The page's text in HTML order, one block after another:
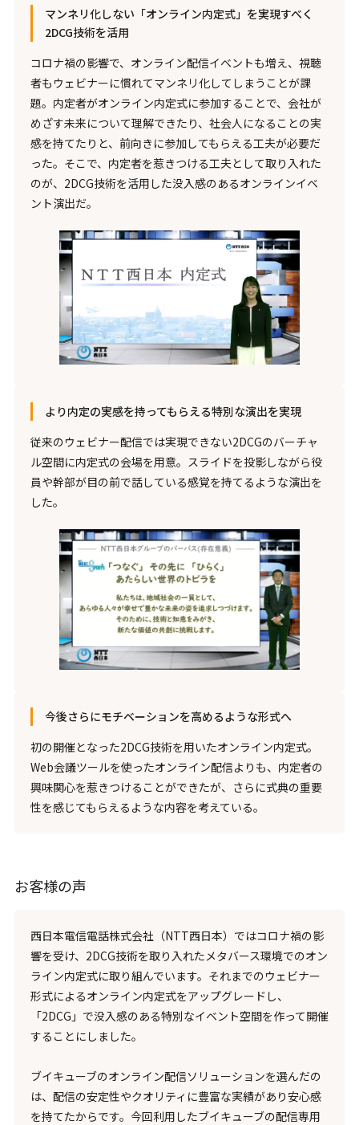
マンネリ化しない「オンライン内定式」を実現すべく
2DCG技術を活用
コロナ禍の影響で、オンライン配信イベントも増え、視聴
者もウェビナーに慣れてマンネリ化してしまうことが課
題。内定者がオンライン内定式に参加することで、会社が
めざす未来について理解できたり、社会人になることの実
感を持てたりと、前向きに参加してもらえる工夫が必要だ
った。そこで、内定者を惹きつける工夫として取り入れた
のが、2DCG技術を活用した没入感のあるオンラインイベ
ント演出だ。
より内定の実感を持ってもらえる特別な演出を実現
従来のウェビナー配信では実現できない2DCGのバーチャ
ル空間に内定式の会場を用意。スライドを投影しながら役
員や幹部が目の前で話している感覚を持てるような演出を
した。
今後さらにモチベーションを高めるような形式へ
初の開催となった2DCG技術を用いたオンライン内定式。
Web会議ツールを使ったオンライン配信よりも、内定者の
興味関心を惹きつけることができたが、さらに式典の重要
性を感じてもらえるような内容を考えている。
お客様の声
西日本電信電話株式会社（NTT西日本）ではコロナ禍の影
響を受け、2DCG技術を取り入れたメタバース環境でのオン
ライン内定式に取り組んでいます。それまでのウェビナー
形式によるオンライン内定式をアップグレードし、
「2DCG」で没入感のある特別なイベント空間を作って開催
することにしました。
ブイキューブのオンライン配信ソリューションを選んだの
は、配信の安定性やクオリティに豊富な実績があり安心感
を持てたからです。今回利用したブイキューブの配信専用